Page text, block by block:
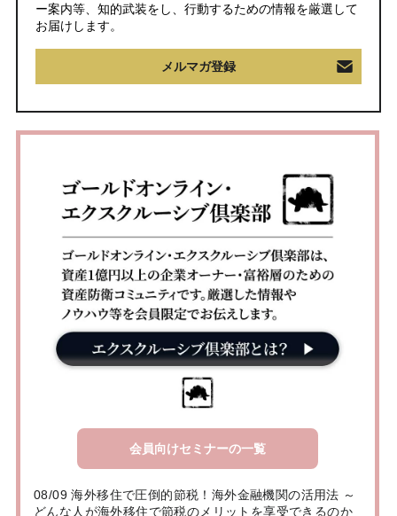
ー案内等、知的武装をし、行動するための情報を厳選して
お届けします。
メルマガ登録
会員向けセミナーの一覧
08/09 海外移住で圧倒的節税！海外金融機関の活用法 ～
どんな人が海外移住で節税のメリットを享受できるのか